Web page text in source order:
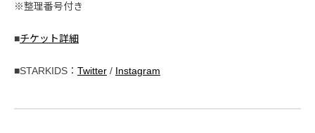
※整理番号付き
■チケット詳細
■STARKIDS： Twitter / Instagram